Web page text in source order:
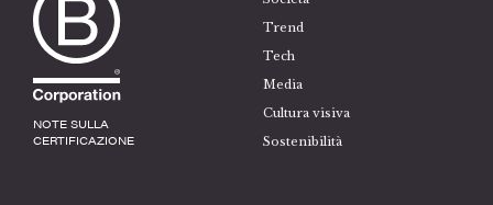
NOTE SULLA
CERTIFICAZIONE
Trend
Tech
Media
Cultura visiva
Sostenibilità